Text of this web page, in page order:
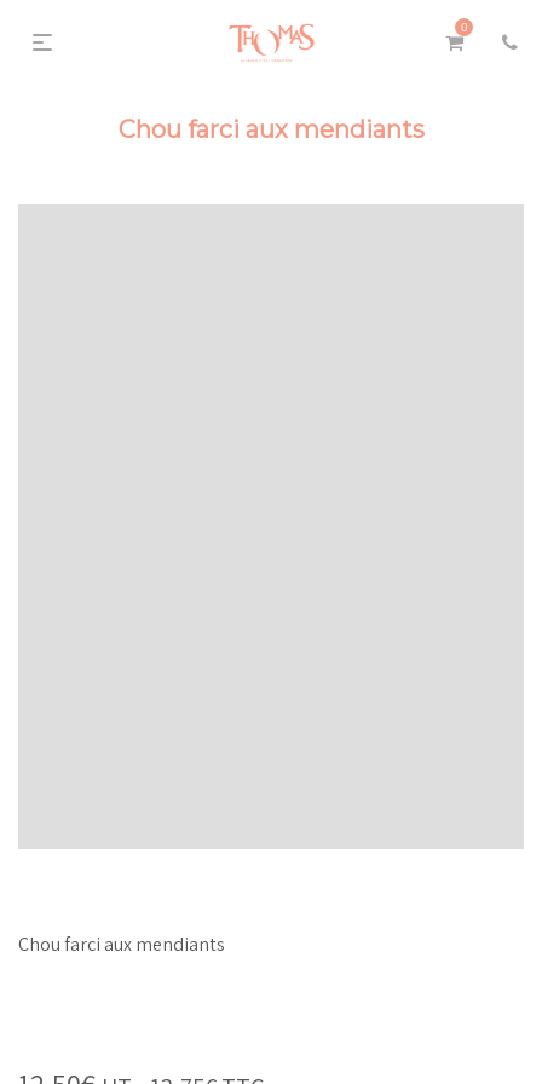
0
Chou farci aux mendiants
Chou farci aux mendiants